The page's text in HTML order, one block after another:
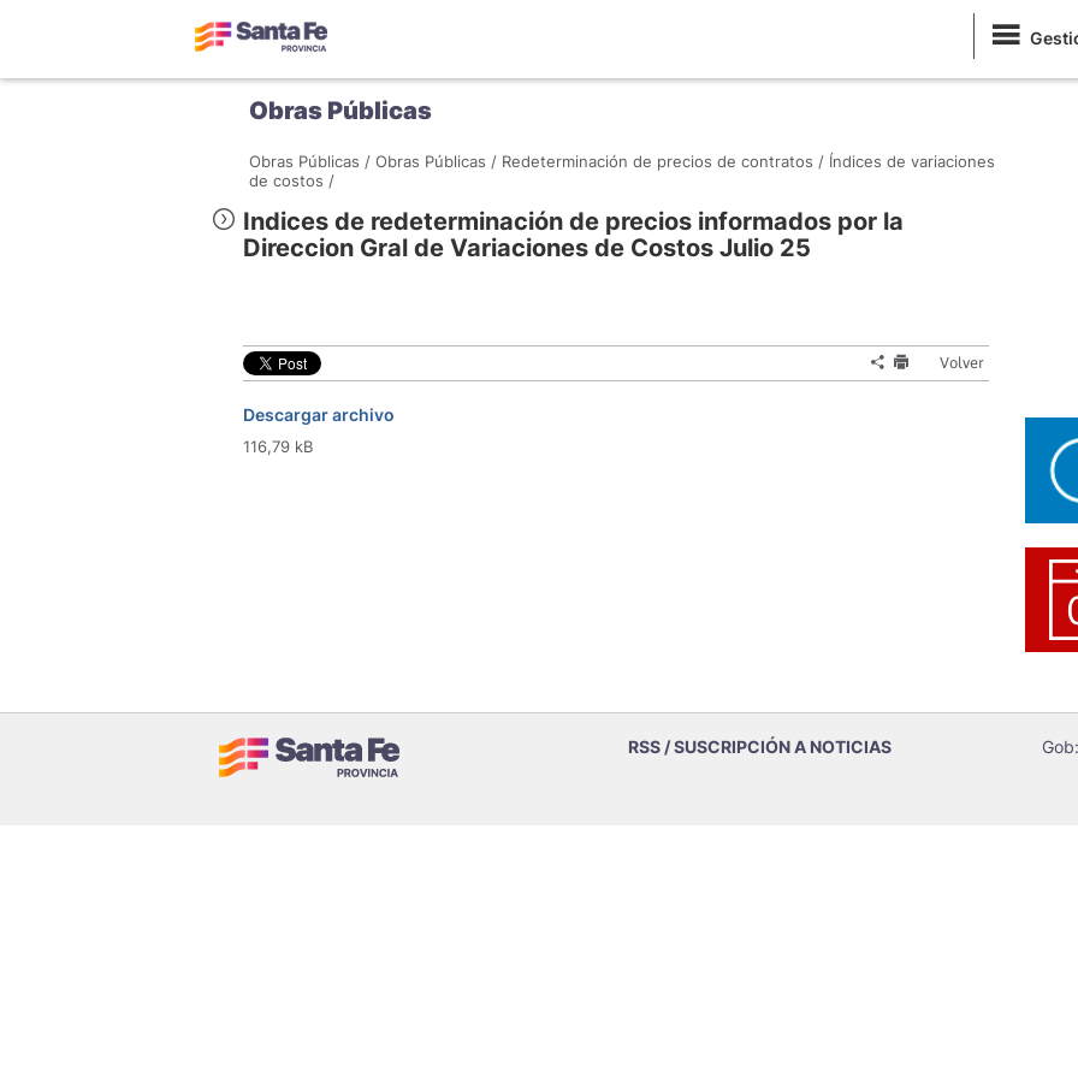
Obras Públicas
Obras Públicas / Obras Públicas / Redeterminación de precios de contratos / Índices de variaciones
de costos /
Indices de redeterminación de precios informados por la
Direccion Gral de Variaciones de Costos Julio 25
Volver
Descargar archivo
116,79 kB
RSS / SUSCRIPCIÓN A NOTICIAS